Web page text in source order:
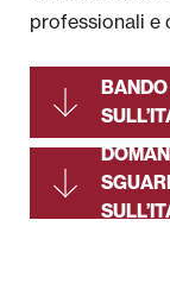
professionali e